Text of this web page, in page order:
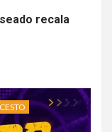
recala